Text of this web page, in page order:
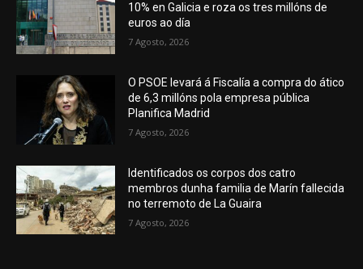
10% en Galicia e roza os tres millóns de
euros ao día
7 Agosto, 2026
O PSOE levará á Fiscalía a compra do ático
de 6,3 millóns pola empresa pública
Planifica Madrid
7 Agosto, 2026
Identificados os corpos dos catro
membros dunha familia de Marín fallecida
no terremoto de La Guaira
7 Agosto, 2026